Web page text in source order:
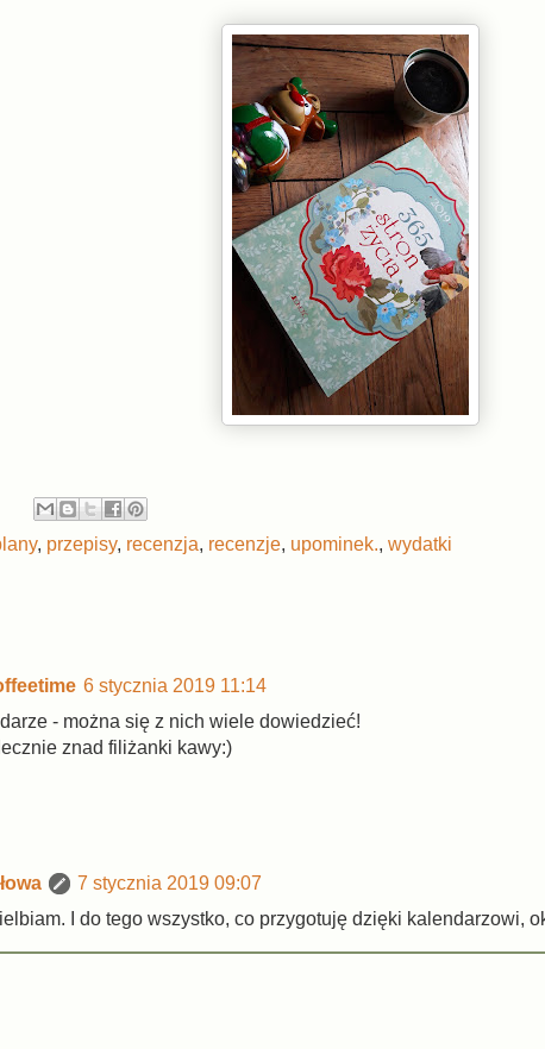
, przepisy, recenzja, recenzje, upominek., wydatki
6 stycznia 2019 11:14
- można się z nich wiele dowiedzieć!
znad filiżanki kawy:)
7 stycznia 2019 09:07
I do tego wszystko, co przygotuję dzięki kalendarzowi,